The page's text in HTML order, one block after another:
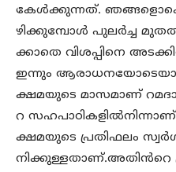
കേൾക്കുന്നത്.
ഴിക്കുമ്പോൾ പുലർച്ച
ക്കാതെ വിശപ്പിനെ
ഇന്നും
ക്ഷമയുടെ മാസമാണ്
റ
ക്ഷമയുടെ പ്രതിഫലം
നിക്കുള്ളതാണ്.അതിൻറെ